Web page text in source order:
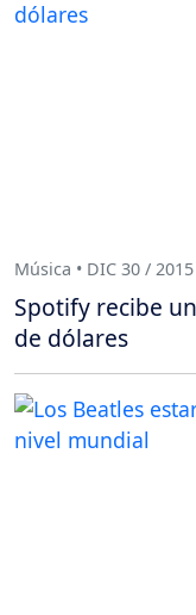
Música • DIC 30 / 2015
Spotify recibe
de dólares